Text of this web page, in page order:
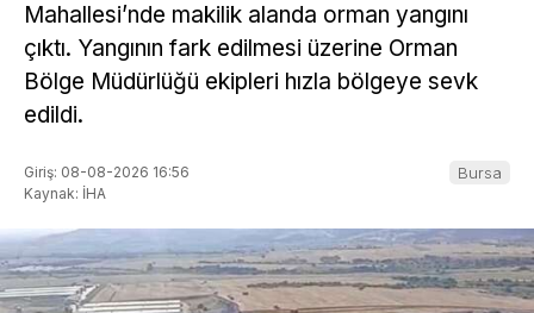
Mahallesi’nde makilik alanda orman yangını
çıktı. Yangının fark edilmesi üzerine Orman
Bölge Müdürlüğü ekipleri hızla bölgeye sevk
edildi.
Giriş: 08-08-2026 16:56
Kaynak: İHA
Bursa